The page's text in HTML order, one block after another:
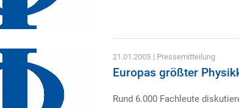
21.01.2005 | Pressemitteilung
Europas größter
Rund 6.000 Fachleute